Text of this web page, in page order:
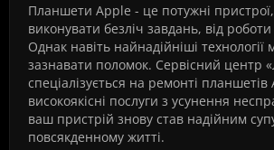
Планшети Apple - це потужні
виконувати безліч завдань, від
Однак навіть найнадійніші технології
зазнавати поломок. Сервісний центр
спеціалізується на ремонті
високоякісні послуги з усунення
ваш пристрій знову став надійним
повсякденному житті.